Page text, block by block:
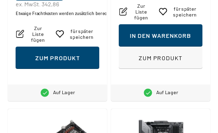
ex. MwSt. 342,86
Etwaige Frachtkosten werden zusätzlich berechnet.
Zur
Liste
fügen
für später
speichern
ZUM PRODUKT
Auf Lager
Zur
Liste
fügen
für später
speichern
IN DEN WARENKORB
ZUM PRODUKT
Auf Lager